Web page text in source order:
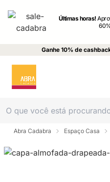
Últimas horas!
Ganhe 10% de
Abra Cadabra Espaço Casa